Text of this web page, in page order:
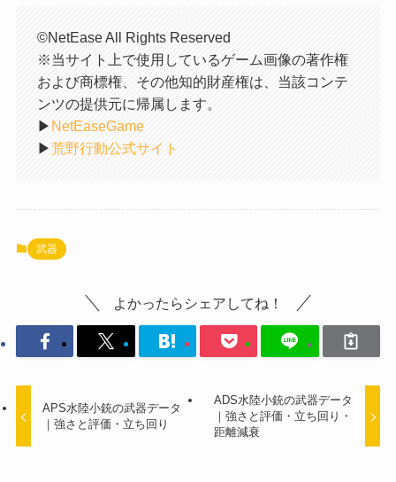
©NetEase All Rights Reserved
※当サイト上で使用しているゲーム画像の著作権
および商標権、その他知的財産権は、当該コンテ
ンツの提供元に帰属します。
▶︎ NetEaseGame
▶︎荒野行動公式サイト
武器
よかったらシェアしてね！
APS水陸小銃の武器データ
｜強さと評価・立ち回り
ADS水陸小銃の武器データ
｜強さと評価・立ち回り・
距離減衰